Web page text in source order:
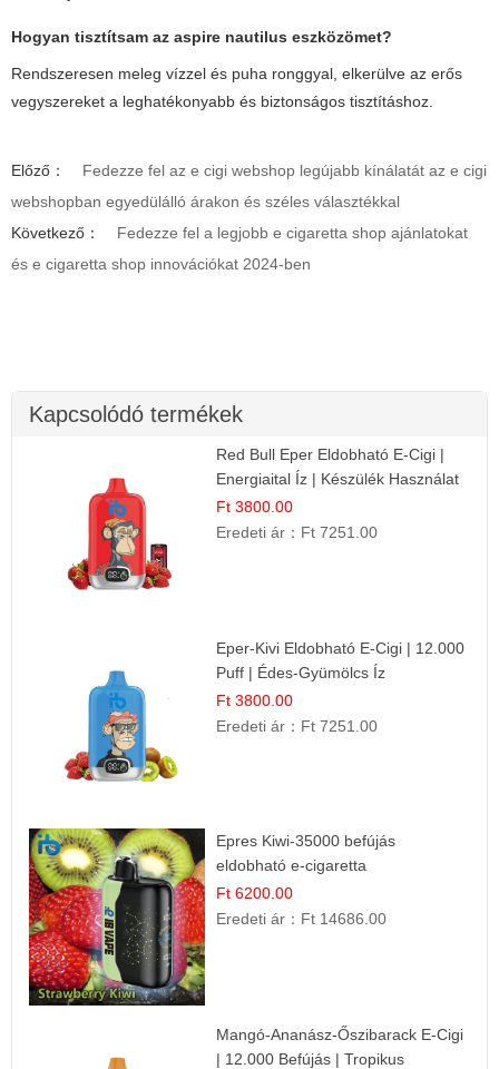
Hogyan tisztítsam az aspire nautilus eszközömet?
Rendszeresen meleg vízzel és puha ronggyal, elkerülve az erős
vegyszereket a leghatékonyabb és biztonságos tisztításhoz.
Előző：
Fedezze fel az e cigi webshop legújabb kínálatát az e cigi
webshopban egyedülálló árakon és széles választékkal
Következő：
Fedezze fel a legjobb e cigaretta shop ajánlatokat
és e cigaretta shop innovációkat 2024-ben
Kapcsolódó termékek
Red Bull Eper Eldobható E-Cigi |
Energiaital Íz | Készülék Használat
Ft 3800.00
Eredeti ár： Ft 7251.00
Eper-Kivi Eldobható E-Cigi | 12.000
Puff | Édes-Gyümölcs Íz
Ft 3800.00
Eredeti ár： Ft 7251.00
Epres Kiwi-35000 befújás
eldobható e-cigaretta
Ft 6200.00
Eredeti ár： Ft 14686.00
Mangó-Ananász-Őszibarack E-Cigi
| 12.000 Befújás | Tropikus